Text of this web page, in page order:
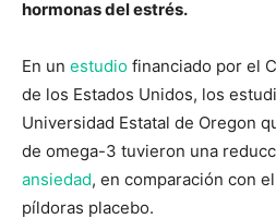
hormonas del estrés.
En un estudio financiado por el
de los Estados Unidos, los
Universidad Estatal de Oregon
de omega-3 tuvieron una
ansiedad, en comparación con
píldoras placebo.